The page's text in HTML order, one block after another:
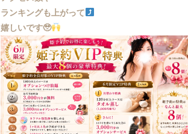
ランキングも上がって
嬉しいです🥹